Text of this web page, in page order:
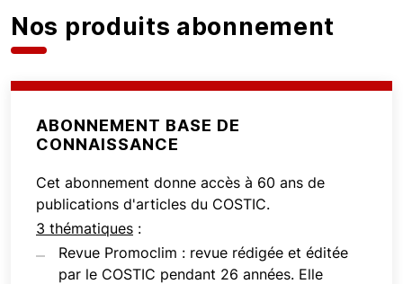
Nos produits abonnement
ABONNEMENT BASE DE
CONNAISSANCE
Cet abonnement donne accès à 60 ans de
publications d'articles du COSTIC.
3 thématiques :
Revue Promoclim : revue rédigée et éditée
par le COSTIC pendant 26 années. Elle